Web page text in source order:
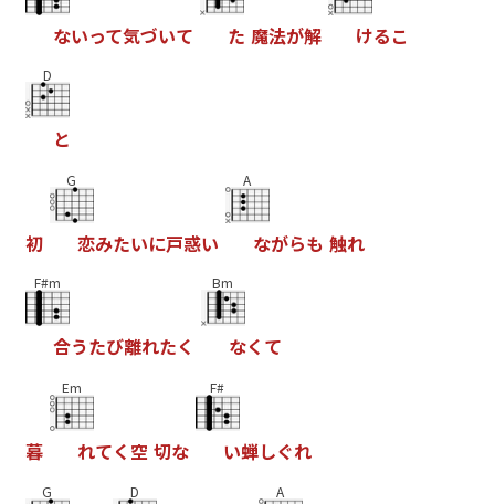
ないって気づいて た 魔法が解 けるこ
D
と
初
G
恋みたいに戸惑い
A
ながらも 触れ
F#m
合うたび離れたく
Bm
なく て
暮
Em
れてく 空 切な
F#
い蝉しぐれ
G D A